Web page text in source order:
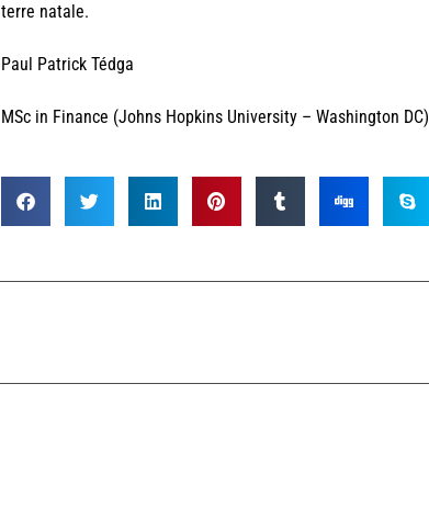
terre natale.
Paul Patrick Tédga
MSc in Finance (Johns Hopkins University – Washington DC)